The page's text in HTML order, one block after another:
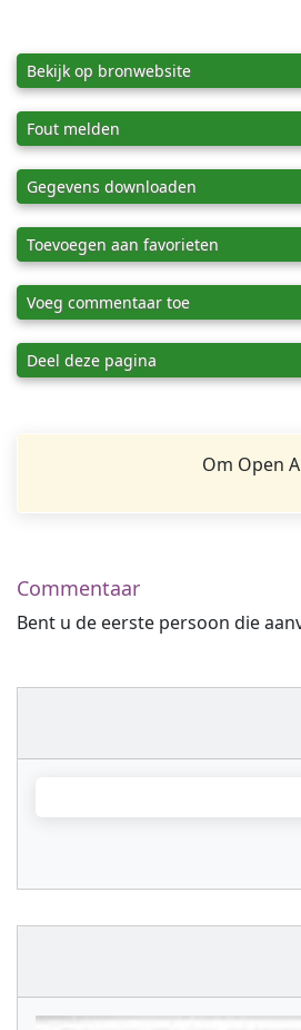
Bekijk op bronwebsite
Fout melden
Gegevens downloaden
Toevoegen aan favorieten
Voeg commentaar toe
Deel deze pagina
Om Open
Commentaar
Bent u de eerste persoon die